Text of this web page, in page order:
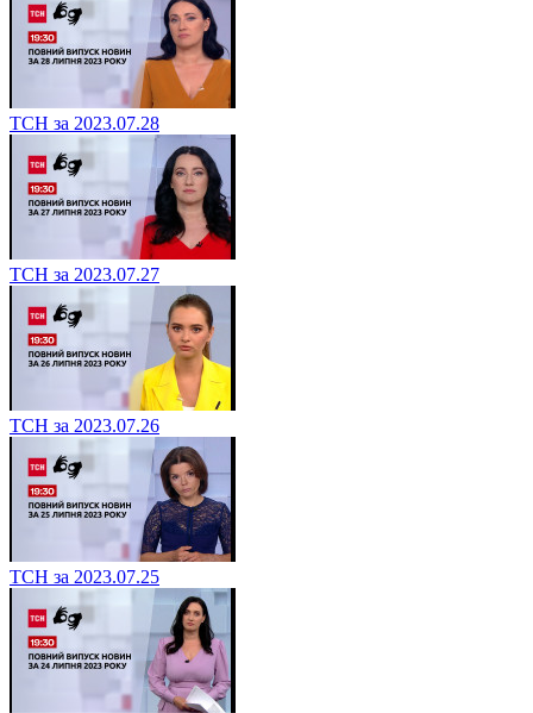
ТСН за 2023.07.28
ТСН за 2023.07.27
ТСН за 2023.07.26
ТСН за 2023.07.25